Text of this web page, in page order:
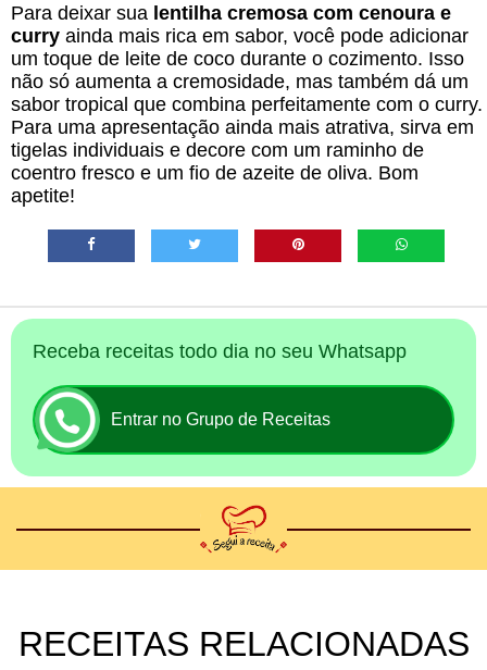
Para deixar sua lentilha cremosa com cenoura e
curry ainda mais rica em sabor, você pode adicionar
um toque de leite de coco durante o cozimento. Isso
não só aumenta a cremosidade, mas também dá um
sabor tropical que combina perfeitamente com o curry.
Para uma apresentação ainda mais atrativa, sirva em
tigelas individuais e decore com um raminho de
coentro fresco e um fio de azeite de oliva. Bom
apetite!
Receba receitas todo dia no seu Whatsapp
Entrar no Grupo de Receitas
RECEITAS RELACIONADAS